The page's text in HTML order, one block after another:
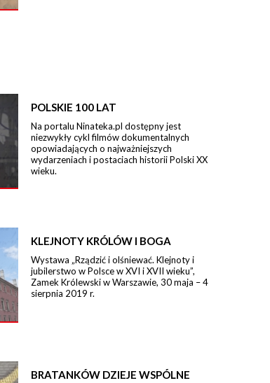
POLSKIE 100 LAT
Na portalu Ninateka.pl dostępny jest
niezwykły cykl filmów dokumentalnych
opowiadających o najważniejszych
wydarzeniach i postaciach historii Polski XX
wieku.
KLEJNOTY KRÓLÓW I BOGA
Wystawa „Rządzić i olśniewać. Klejnoty i
jubilerstwo w Polsce w XVI i XVII wieku”,
Zamek Królewski w Warszawie, 30 maja – 4
sierpnia 2019 r.
BRATANKÓW DZIEJE WSPÓLNE